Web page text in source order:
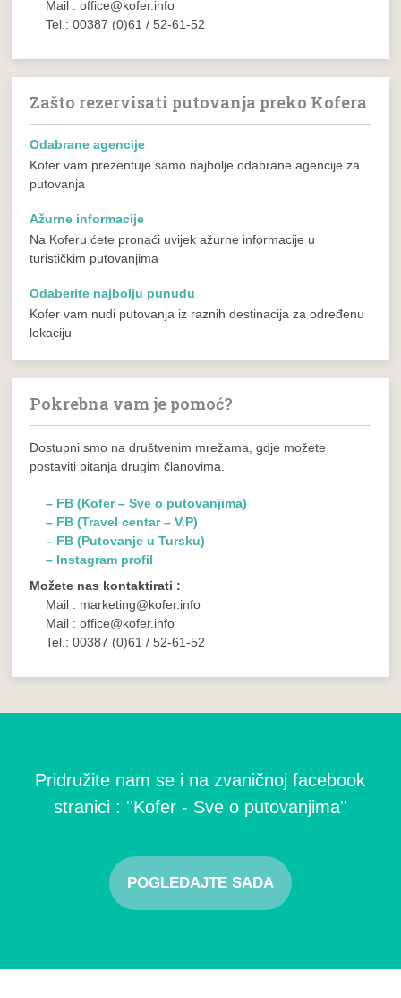
Mail : office@kofer.info
Tel.: 00387 (0)61 / 52-61-52
Zašto rezervisati putovanja preko Kofera
Odabrane agencije
Kofer vam prezentuje samo najbolje odabrane agencije za
putovanja
Ažurne informacije
Na Koferu ćete pronaći uvijek ažurne informacije u
turističkim putovanjima
Odaberite najbolju punudu
Kofer vam nudi putovanja iz raznih destinacija za određenu
lokaciju
Pokrebna vam je pomoć?
Dostupni smo na društvenim mrežama, gdje možete
postaviti pitanja drugim članovima.
– FB (Kofer – Sve o putovanjima)
– FB (Travel centar – V.P)
– FB (Putovanje u Tursku)
– Instagram profil
Možete nas kontaktirati :
Mail : marketing@kofer.info
Mail : office@kofer.info
Tel.: 00387 (0)61 / 52-61-52
Pridružite nam se i na zvaničnoj facebook
stranici : ''Kofer - Sve o putovanjima''
POGLEDAJTE SADA